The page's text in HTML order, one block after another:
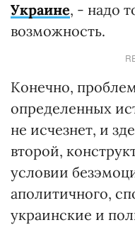
Украине, - надо
возможность.
Конечно,
определенных
не исчезнет, и
второй,
условии
аполитичного,
украинские и